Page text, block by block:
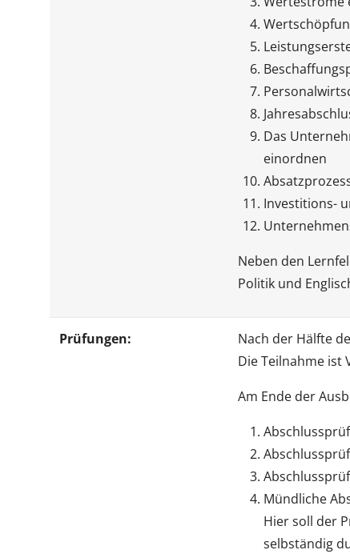
Das
einordnen
Investitions-
Neben den
Politik und
Prüfungen:
Nach der Hälfte
Die Teilnahme ist
Am Ende der
Mündliche
Hier soll der
selbständig